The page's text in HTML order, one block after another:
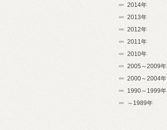
2014年
2013年
2012年
2011年
2010年
2005～2009年
2000～2004年
1990～1999年
～1989年